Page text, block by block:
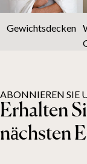
Gewichtsdecken
ABONNIEREN SIE
Erhalten
nächsten